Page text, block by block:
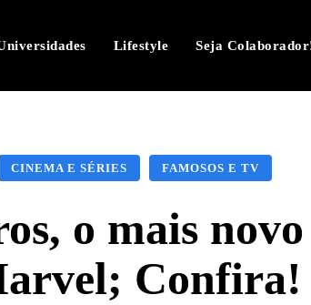
Lifestyle Seja
CINEMA E SÉRIES FAMOSOS E TV
o mais
Confira!